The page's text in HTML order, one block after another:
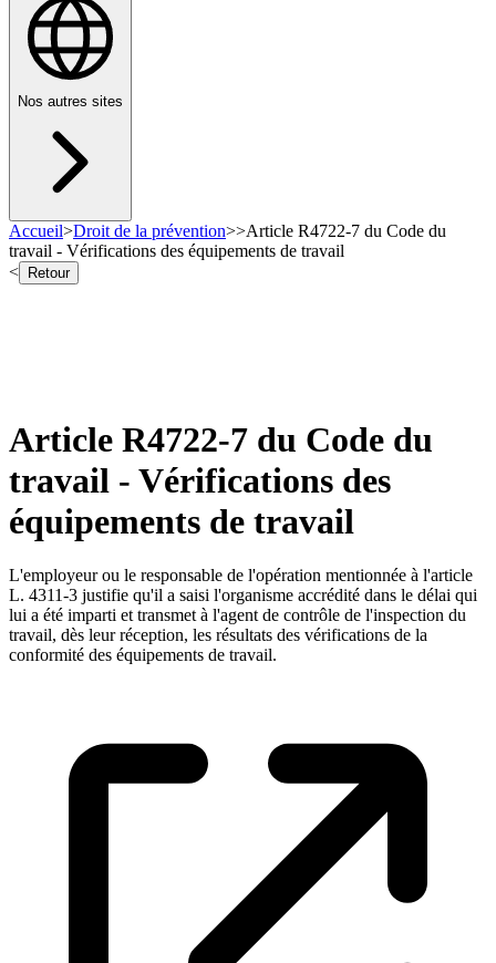
Nos autres sites
Accueil>Droit de la prévention>>Article R4722-7 du Code du
travail - Vérifications des équipements de travail
<
Retour
Article R4722-7 du Code du
travail - Vérifications des
équipements de travail
L'employeur ou le responsable de l'opération mentionnée à l'article
L. 4311-3 justifie qu'il a saisi l'organisme accrédité dans le délai qui
lui a été imparti et transmet à l'agent de contrôle de l'inspection du
travail, dès leur réception, les résultats des vérifications de la
conformité des équipements de travail.